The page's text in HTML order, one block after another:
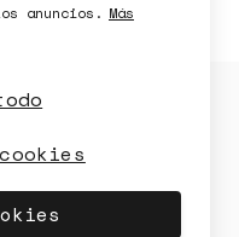
de Cookies
anuncios. Más